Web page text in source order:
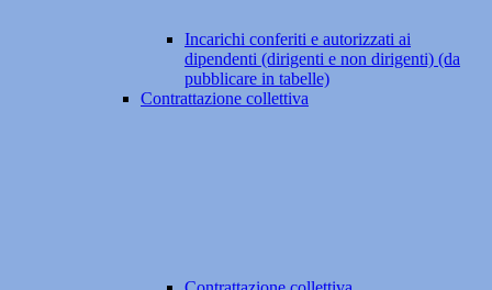
Incarichi conferiti e autorizzati ai
dipendenti (dirigenti e non dirigenti) (da
pubblicare in tabelle)
Contrattazione collettiva